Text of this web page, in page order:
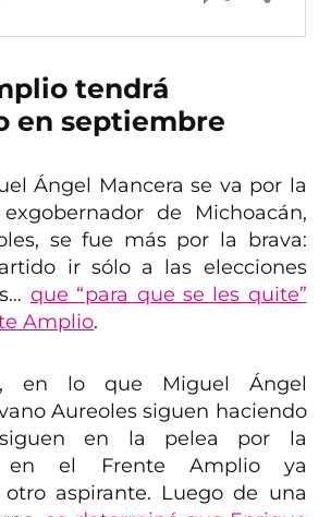
tendrá
en septiembre
Ángel Mancera se va por la
de Michoacán,
se fue más por la brava:
ir sólo a las elecciones
que “para que se les quite”
Amplio.
en lo que Miguel Ángel
Aureoles siguen haciendo
en la pelea por la
en el Frente Amplio ya
aspirante. Luego de una